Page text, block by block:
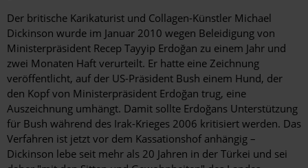
Der britische Karikaturist und Collagen-Künstler Michael
Dickinson wurde im Januar 2010 wegen Beleidigung von
Ministerpräsident Recep Tayyip Erdoğan zu einem Jahr und
zwei Monaten Haft verurteilt. Er hatte eine Zeichnung
veröffentlicht, auf der US-Präsident Bush einem Hund, der
den Kopf von Ministerpräsident Erdoğan trug, eine
Auszeichnung umhängt. Damit sollte Erdoğans Unterstützung
für Bush während des Irak-Krieges 2006 kritisiert werden. Das
Verfahren ist jetzt vor dem Kassationshof anhängig –
Dickinson lebe seit mehr als 20 Jahren in der Türkei und sei